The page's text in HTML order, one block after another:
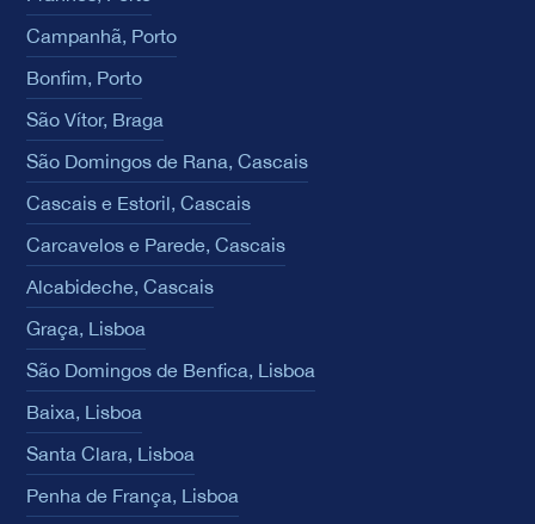
Campanhã, Porto
Bonfim, Porto
São Vítor, Braga
São Domingos de Rana, Cascais
Cascais e Estoril, Cascais
Carcavelos e Parede, Cascais
Alcabideche, Cascais
Graça, Lisboa
São Domingos de Benfica, Lisboa
Baixa, Lisboa
Santa Clara, Lisboa
Penha de França, Lisboa